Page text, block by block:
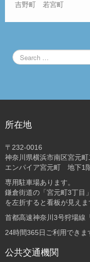
吉野町 若宮町
所在地
〒232-0016
神奈川県横浜市南区宮元
エンパイア宮元町 地下1
専用駐車場あります。
鎌倉街道の「宮元町3丁目
を左折すると看板が見えま
首都高速神奈川3号狩場線
24時間365日ご利用できま
公共交通機関